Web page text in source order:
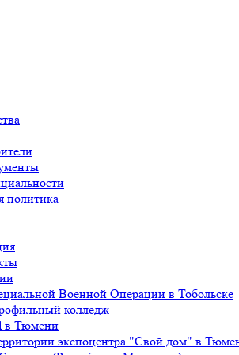
политика
Военной Операции в Тобольске
колледж
в Тюмени
экспоцентра "Свой дом" в